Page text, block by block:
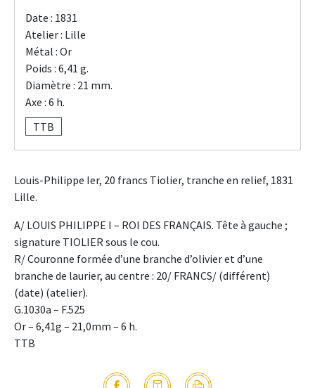
Date : 1831
Atelier : Lille
Métal : Or
Poids : 6,41 g.
Diamètre : 21 mm.
Axe : 6 h.
TTB
Louis-Philippe Ier, 20 francs Tiolier, tranche en relief, 1831
Lille.
A/ LOUIS PHILIPPE I – ROI DES FRANÇAIS. Tête à gauche ;
signature TIOLIER sous le cou.
R/ Couronne formée d’une branche d’olivier et d’une
branche de laurier, au centre : 20/ FRANCS/ (différent)
(date) (atelier).
G.1030a – F.525
Or – 6,41g – 21,0mm – 6 h.
TTB